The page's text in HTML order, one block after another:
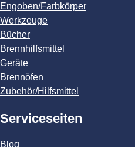
Engoben/Farbkörper
Werkzeuge
Bücher
Brennhilfsmittel
Geräte
Brennöfen
Zubehör/Hilfsmittel
Serviceseiten
Blog